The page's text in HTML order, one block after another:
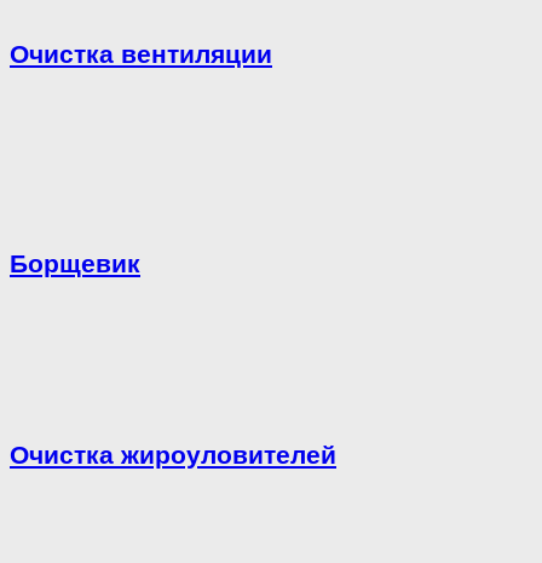
Очистка вентиляции
Борщевик
Очистка жироуловителей